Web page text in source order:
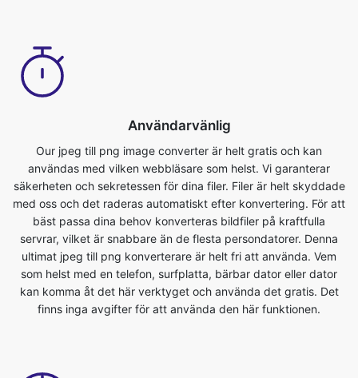
Our jpeg till png image converter är helt gratis och kan
användas med vilken webbläsare som helst. Vi garanterar
med oss och det raderas automatiskt efter konvertering. För att
bäst passa dina behov konverteras bildfiler på kraftfulla
servrar, vilket är snabbare än de flesta persondatorer. Denna
ultimat jpeg till png konverterare är helt fri att använda. Vem
som helst med en telefon, surfplatta, bärbar dator eller dator
kan komma åt det här verktyget och använda det gratis. Det
finns inga avgifter för att använda den här funktionen.